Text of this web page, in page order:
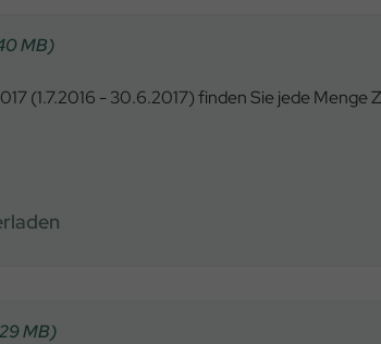
MB)
(1.7.2016 - 30.6.2017) finden Sie jede Menge
MB)